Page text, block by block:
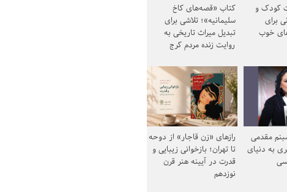
کودک و
برای
خوب
کتاب «قصه‌های کاخ
سلیمانیه»؛ تلاشی برای
تبدیل میراث تاریخی به
روایت زنده مردم کرج
مقدمی
به دنیای
رازهای «زن قاجار» از دوحه
تا تهران؛ بازخوانی زیبایی و
قدرت در آیینه هنر قرن
نوزدهم